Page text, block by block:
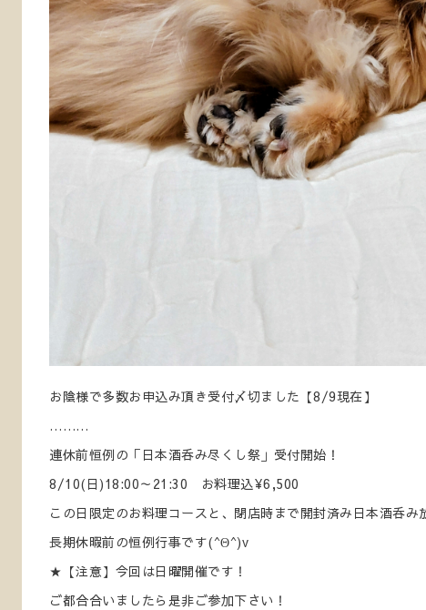
お陰様で多数お申込み頂き受付〆切ました【8/9現在】
………
連休前恒例の「日本酒呑み尽くし祭」受付開始！
8/10(日)18:00～21:30 お料理込¥6,500
この日限定のお料理コースと、閉店時まで開封済み日本酒呑み
長期休暇前の恒例行事です(^Θ^)v
★【注意】今回は日曜開催です！
ご都合合いましたら是非ご参加下さい！